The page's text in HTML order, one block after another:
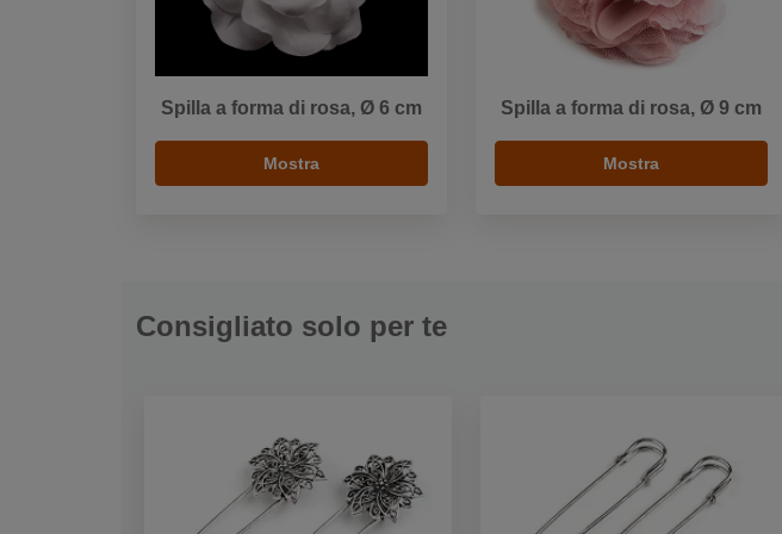
Spilla a forma di rosa, Ø 6 cm
Mostra
Spilla a forma di rosa, Ø 9 cm
Mostra
Consigliato solo per te